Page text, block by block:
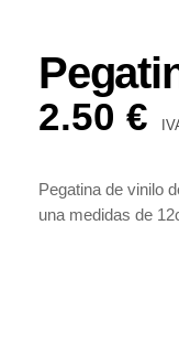
2.50 €
Pegatina de vinilo
una medidas de